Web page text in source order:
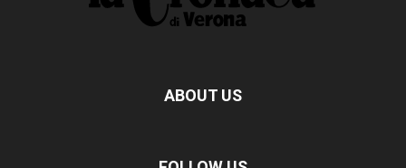
ABOUT US